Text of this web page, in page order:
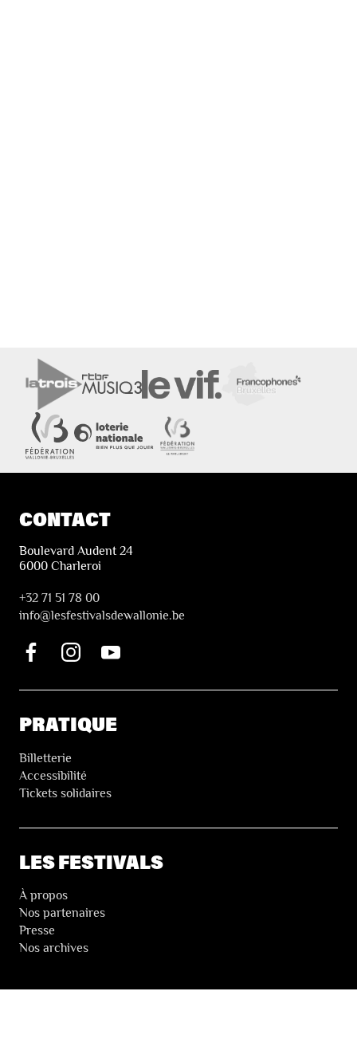
CONTACT
Boulevard Audent 24
6000 Charleroi
+32 71 51 78 00
info@lesfestivalsdewallonie.be
PRATIQUE
Billetterie
Accessibilité
Tickets solidaires
LES FESTIVALS
À propos
Nos partenaires
Presse
Nos archives